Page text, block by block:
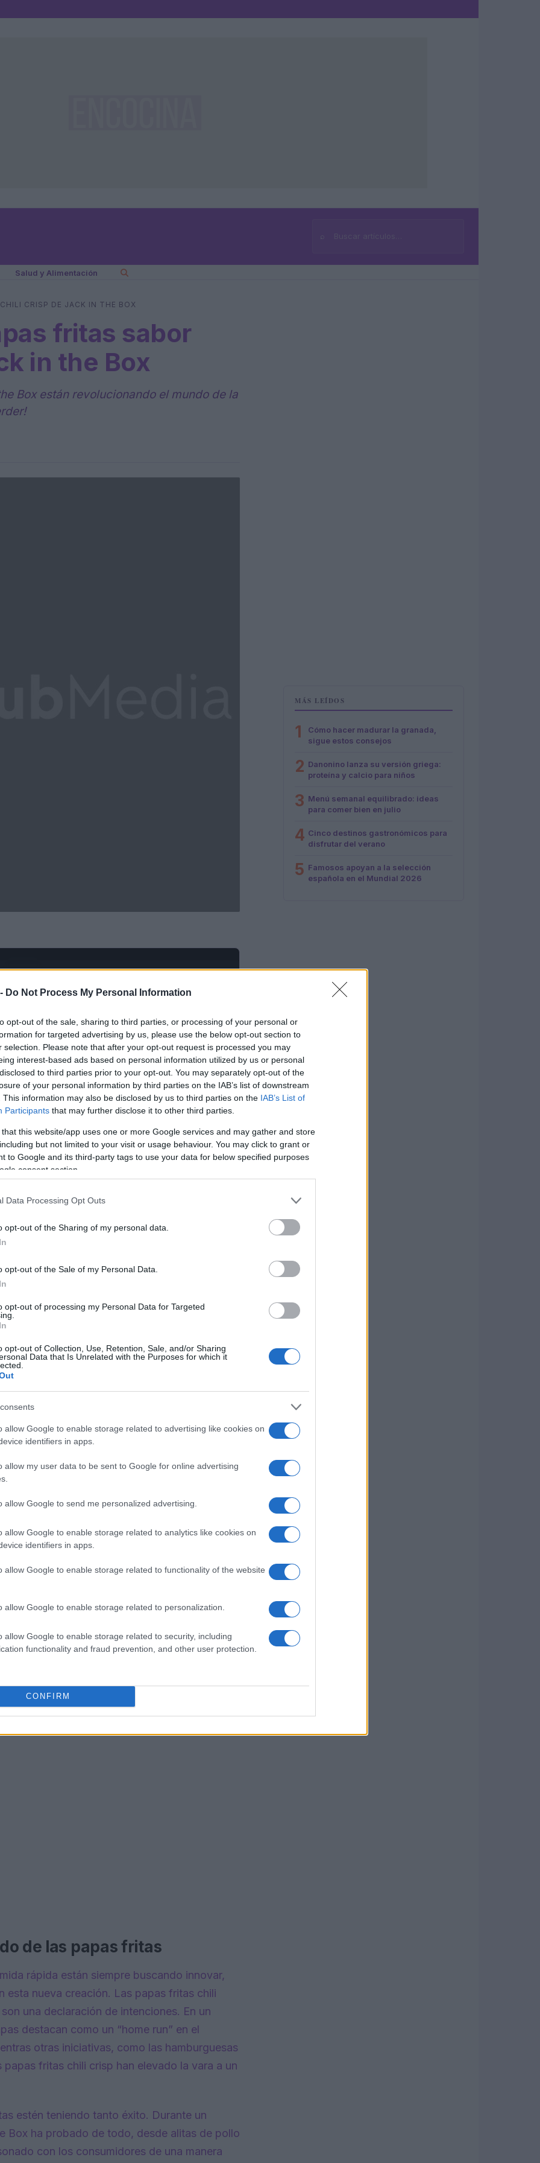
Do Not Process My Personal Information
opt-out of the sale, sharing to third parties, or processing of your personal or
for targeted advertising by us, please use the below opt-out section to
selection. Please note that after your opt-out request is processed you may
interest-based ads based on personal information utilized by us or personal
to third parties prior to your opt-out. You may separately opt-out of the
of your personal information by third parties on the IAB’s list of downstream
This information may also be disclosed by us to third parties on the IAB’s List of
Participants that may further disclose it to other third parties.
that this website/app uses one or more Google services and may gather and store
but not limited to your visit or usage behaviour. You may click to grant or
to Google and its third-party tags to use your data for below specified purposes
consent section.
Data Processing Opt Outs
opt-out of the Sharing of my personal data.
opt-out of the Sale of my Personal Data.
opt-out of processing my Personal Data for Targeted
opt-out of Collection, Use, Retention, Sale, and/or Sharing
Data that Is Unrelated with the Purposes for which it
allow Google to enable storage related to advertising like cookies on
identifiers in apps.
allow my user data to be sent to Google for online advertising
allow Google to send me personalized advertising.
allow Google to enable storage related to analytics like cookies on
identifiers in apps.
allow Google to enable storage related to functionality of the website
allow Google to enable storage related to personalization.
allow Google to enable storage related to security, including
functionality and fraud prevention, and other user protection.
CONFIRM
⌕Buscar
Salud y Alimentación
CRISP DE JACK IN THE BOX
fritas sabor
in the Box
Box están revolucionando el mundo de la
ha lanzado unas papas fritas que están
Seasoned Curly Fries, y no hablamos de
chili crisp! Prepárate, porque esto no es solo
cambiará tu forma de ver este clásico de la
siempre han sido un referente en la
y con ese sazón que las hace
esos antojos nocturnos o para los almuerzos
cuando le añades un toque de chili crisp?
experiencia de sabor que no solo deleita,
ya perfectas, recubiertas con una mezcla de
y crujiente que te hará detenerte un momento
es como un pequeño festival de texturas y
que solía ser un simple acompañamiento en
de las papas fritas
rápida están siempre buscando innovar,
esta nueva creación. Las papas fritas chili
una declaración de intenciones. En un
destacan como un “home run” en el
otras iniciativas, como las hamburguesas
fritas chili crisp han elevado la vara a un
estén teniendo tanto éxito. Durante un
Box ha probado de todo, desde alitas de pollo
con los consumidores de una manera
MÁS LEÍDOS
1
Cómo hacer madurar la granada,
sigue estos consejos
2 Danonino lanza su versión griega:
proteína y calcio para niños
3 Menú semanal equilibrado: ideas
para comer bien en julio
4 Cinco destinos gastronómicos para
disfrutar del verano
5 Famosos apoyan a la selección
española en el Mundial 2026